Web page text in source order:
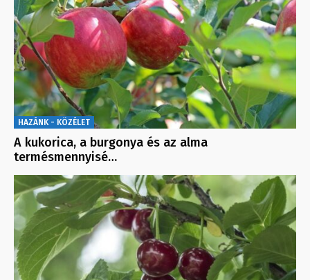
HAZÁNK - KÖZÉLET
A kukorica, a burgonya és az alma
termésmennyisé…